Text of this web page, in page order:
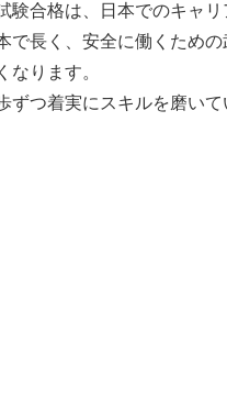
験合格は、日本でのキャ
で長く、安全に働くため
なります。
ずつ着実にスキルを磨いて